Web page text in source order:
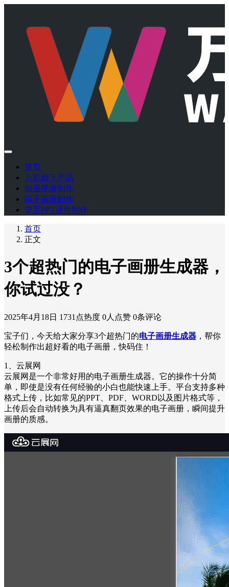
首页
万彩旗下产品
动画视频制作
电子画册制作
交互PPT课件制作
首页
正文
3个超热门的电子画册生成器，
你试过没？
2025年4月18日 1731点热度 0人点赞 0条评论
宝子们，今天给大家分享3个超热门的电子画册生成器 ，帮你
轻松制作出超好看的电子画册，快码住！
1、云展网
云展网是一个非常好用的电子画册生成器。它的操作十分简
单，即使是没有任何经验的小白也能快速上手。平台支持多种
格式上传，比如常见的PPT、PDF、WORD以及图片格式等，
上传后会自动转换为具有逼真翻页效果的电子画册，瞬间提升
画册的质感。